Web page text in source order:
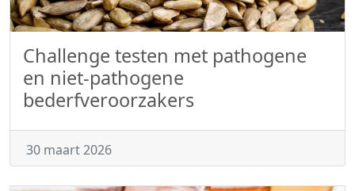
Challenge testen met pathogene
en niet-pathogene
bederfveroorzakers
30 maart 2026